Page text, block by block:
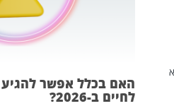
האם בכלל אפשר להגיע
לחיים ב-2026?